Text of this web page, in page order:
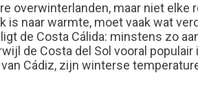
overwinterlanden, maar niet
is naar warmte, moet vaak wat
de Costa Cálida: minstens zo
de Costa del Sol vooral
Cádiz, zijn winterse